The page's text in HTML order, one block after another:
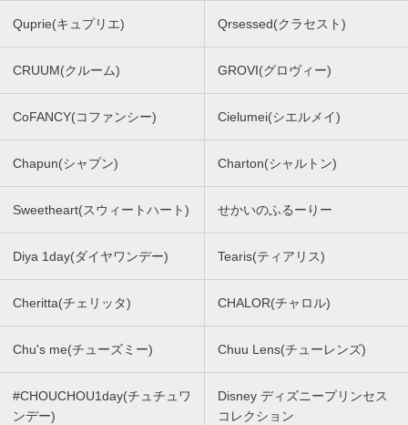
Quprie(キュプリエ) Qrsessed(クラセスト)
CRUUM(クルーム) GROVI(グロヴィー)
CoFANCY(コファンシー) Cielumei(シエルメイ)
Chapun(シャプン) Charton(シャルトン)
Sweetheart(スウィートハート) せかいのふるーりー
Diya 1day(ダイヤワンデー) Tearis(ティアリス)
Cheritta(チェリッタ) CHALOR(チャロル)
Chu's me(チューズミー) Chuu Lens(チューレンズ)
#CHOUCHOU1day(チュチュワ
ンデー)
Disney ディズニープリンセス
コレクション